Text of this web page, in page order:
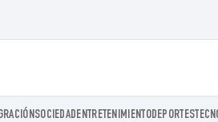
SOCIEDADENTRETENIMIENTODEPORTES